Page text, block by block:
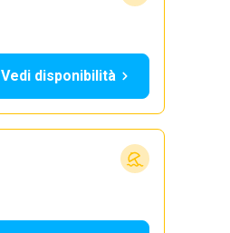
Vedi disponibilità